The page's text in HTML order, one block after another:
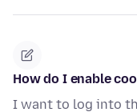
How do I enable
I want to log into